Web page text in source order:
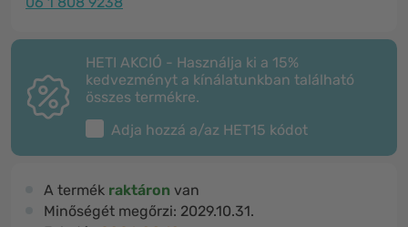
HETI AKCIÓ - Használja ki a 15%
kedvezményt a kínálatunkban található
összes termékre.
Adja hozzá a/az HET15 kódot
A termék raktáron van
Minőségét megőrzi: 2029.10.31.